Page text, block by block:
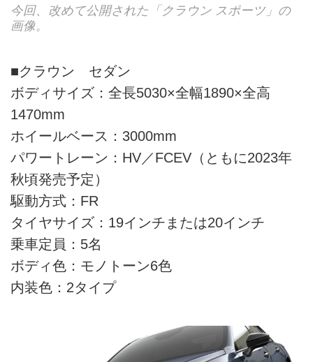
今回、改めて公開された「クラウン スポーツ」の
画像。
■クラウン セダン
ボディサイズ：全長5030×全幅1890×全高
1470mm
ホイールベース：3000mm
パワートレーン：HV／FCEV（ともに2023年
秋頃発売予定）
駆動方式：FR
タイヤサイズ：19インチまたは20インチ
乗車定員：5名
ボディ色：モノトーン6色
内装色：2タイプ